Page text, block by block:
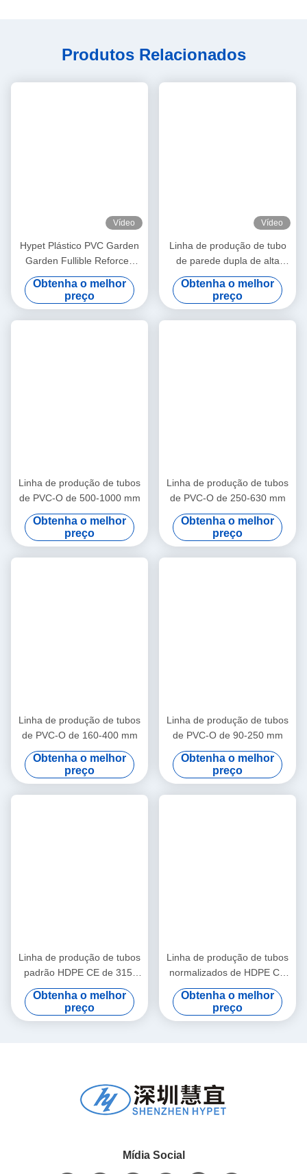
Produtos Relacionados
Vídeo
Hypet Plástico PVC Garden
Garden Fullible Reforced
Pipe Machine/PVC Garden
Hose Production Line
Obtenha o melhor
preço
Vídeo
Linha de produção de tubo
de parede dupla de alta
qualidade
Obtenha o melhor
preço
Linha de produção de tubos
de PVC-O de 500-1000 mm
Obtenha o melhor
preço
Linha de produção de tubos
de PVC-O de 250-630 mm
Obtenha o melhor
preço
Linha de produção de tubos
de PVC-O de 160-400 mm
Obtenha o melhor
preço
Linha de produção de tubos
de PVC-O de 90-250 mm
Obtenha o melhor
preço
Linha de produção de tubos
padrão HDPE CE de 315-
810 mm
Obtenha o melhor
preço
Linha de produção de tubos
normalizados de HDPE CE
de 110-250 mm
Obtenha o melhor
preço
Mídia Social